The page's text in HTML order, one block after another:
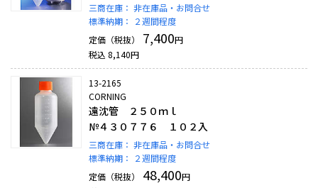
三商在庫： 非在庫品・お問合せ
標準納期：
２週間程度
定価（税抜）
7,400円
税込 8,140円
13-2165
CORNING
遠沈管 ２５０ｍｌ
№４３０７７６ １０２入
三商在庫： 非在庫品・お問合せ
標準納期：
２週間程度
定価（税抜）
48,400円